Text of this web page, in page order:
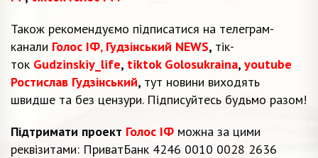
Також рекомендуємо підписатися на телеграм-
канали Голос ІФ, Гудзінський NEWS, тік-
ток Gudzinskiy_life, tiktok Golosukraina, youtube
Ростислав Гудзінський, тут новини виходять
швидше та без цензури. Підписуйтесь будьмо разом!
Підтримати проект Голос ІФ можна за цими
реквізитами: ПриватБанк 4246 0010 0028 2636